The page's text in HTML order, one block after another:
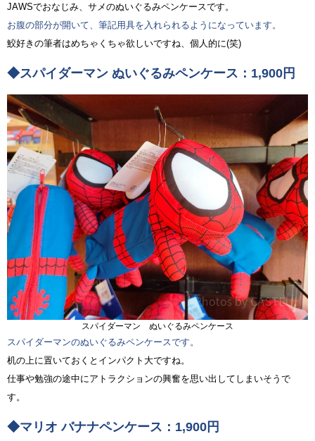
JAWSでおなじみ、サメのぬいぐるみペンケースです。
お腹の部分が開いて、筆記用具を入れられるようになっています。
鮫好きの筆者はめちゃくちゃ欲しいですね、個人的に(笑)
◆スパイダーマン ぬいぐるみペンケース：1,900円
スパイダーマン ぬいぐるみペンケース
スパイダーマンのぬいぐるみペンケースです。
机の上に置いておくとインパクト大ですね。
仕事や勉強の途中にアトラクションの興奮を思い出してしまいそうで
す。
◆マリオ バナナペンケース：1,900円